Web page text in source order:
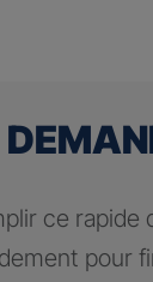
ce rapide
pour